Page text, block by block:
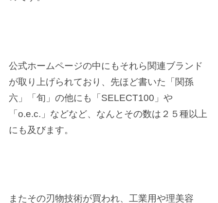
公式ホームページの中にもそれら関連ブランド
が取り上げられており、先ほど書いた「関孫
六」「旬」の他にも「SELECT100」や
「o.e.c.」などなど、なんとその数は２５種以上
にも及びます。
またその刃物技術が買われ、工業用や理美容